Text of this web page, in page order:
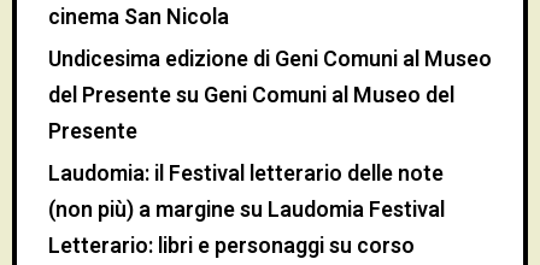
cinema San Nicola
Undicesima edizione di Geni Comuni al Museo
del Presentesu Geni Comuni al Museo del
Presente
Laudomia: il Festival letterario delle note
(non più) a marginesu Laudomia Festival
Letterario: libri e personaggi su corso